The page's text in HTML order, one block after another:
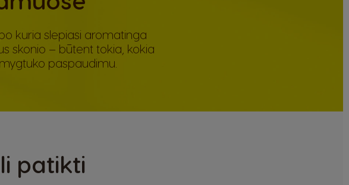
kuria slepiasi aromatinga
skonio – būtent tokia, kokia
paspaudimu.
patikti